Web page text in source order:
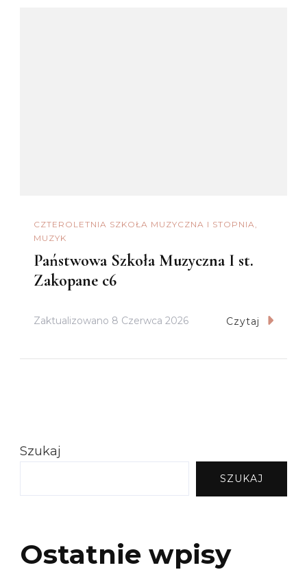
CZTEROLETNIA SZKOŁA MUZYCZNA I STOPNIA
MUZYK
Państwowa Szkoła Muzyczna I st.
Zakopane c6
Zaktualizowano 8 Czerwca 2026 Czytaj
Szukaj
SZUKAJ
Ostatnie wpisy